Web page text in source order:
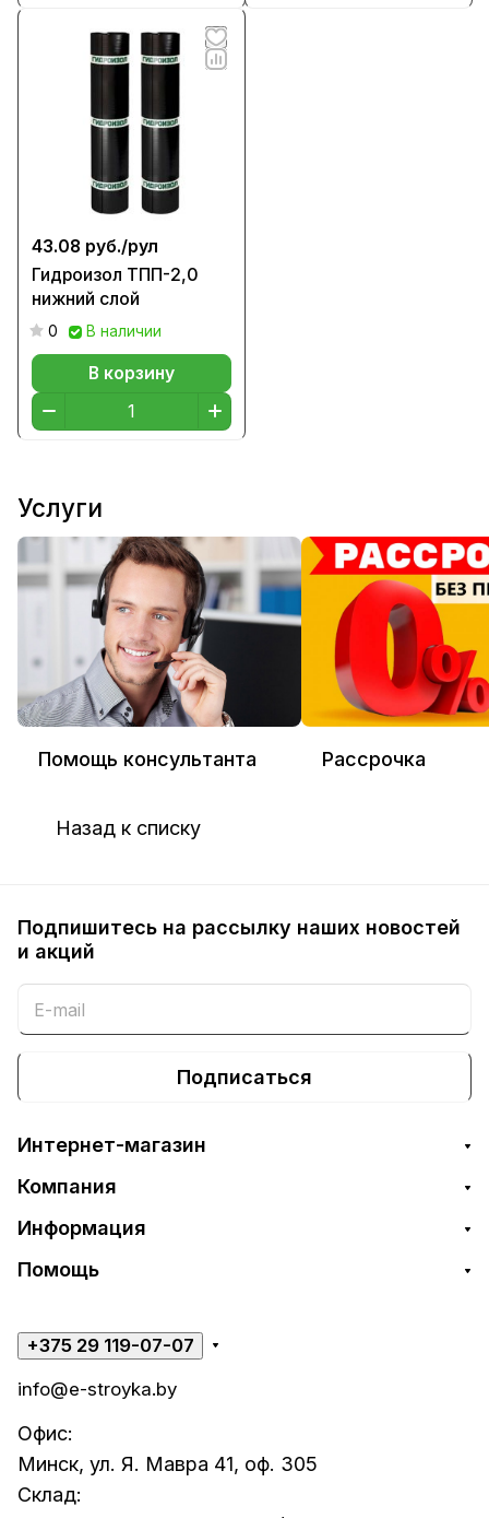
43.08 руб./рул
Гидроизол ТПП-2,0
нижний слой
0 В наличии
В корзину
Услуги
Помощь консультанта Рассрочка
Назад к списку
Подпишитесь на рассылку наших новостей
и акций
Подписаться
Интернет-магазин
Компания
Информация
Помощь
+375 29 119-07-07
info@e-stroyka.by
Офис:
Минск, ул. Я. Мавра 41, оф. 305
Склад: